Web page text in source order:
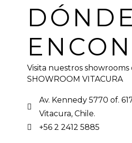
DÓNDE
Visita nuestros
SHOWROOM VITACURA
Av. Kennedy 5770 of.
Vitacura, Chile.
+56 2 2412 5885